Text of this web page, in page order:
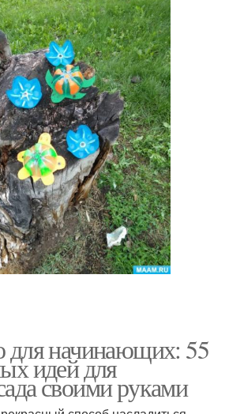
для начинающих: 55
идей для
своими руками